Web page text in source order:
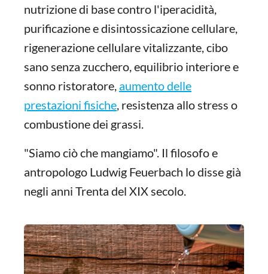
nutrizione di base contro l'iperacidità,
purificazione e disintossicazione cellulare,
rigenerazione cellulare vitalizzante, cibo
sano senza zucchero, equilibrio interiore e
sonno ristoratore, aumento delle
prestazioni fisiche , resistenza allo stress o
combustione dei grassi.
"Siamo ciò che mangiamo". Il filosofo e
antropologo Ludwig Feuerbach lo disse già
negli anni Trenta del XIX secolo.